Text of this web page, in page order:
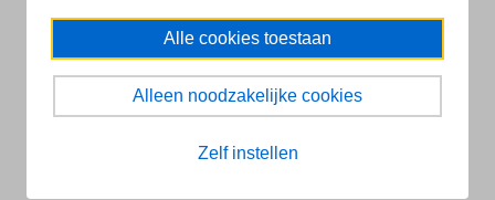
Alle cookies toestaan
Alleen noodzakelijke cookies
Zelf instellen